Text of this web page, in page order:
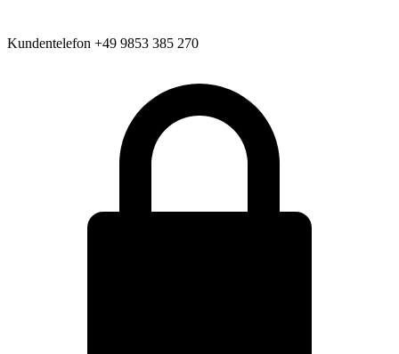
Kundentelefon +49 9853 385 270